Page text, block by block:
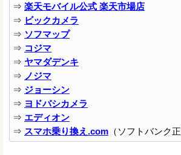
⇒ 楽天モバイル公式 楽天市場店
⇒ ビックカメラ
⇒ ソフマップ
⇒ コジマ
⇒ ヤマダデンキ
⇒ ノジマ
⇒ ジョーシン
⇒ ヨドバシカメラ
⇒ エディオン
⇒ スマホ乗り換え.com （ソフトバンク